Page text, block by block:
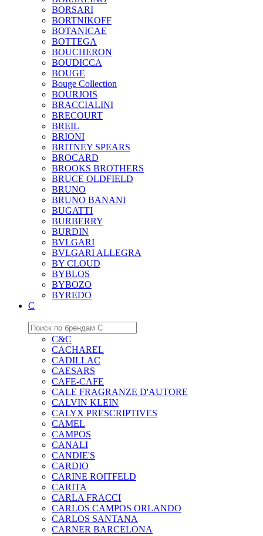
BORSARI
BORTNIKOFF
BOTANICAE
BOTTEGA
BOUCHERON
BOUDICCA
BOUGE
Bouge Collection
BOURJOIS
BRACCIALINI
BRECOURT
BREIL
BRIONI
BRITNEY SPEARS
BROCARD
BROOKS BROTHERS
BRUCE OLDFIELD
BRUNO
BRUNO BANANI
BUGATTI
BURBERRY
BURDIN
BVLGARI
BVLGARI ALLEGRA
BY CLOUD
BYBLOS
BYBOZO
BYREDO
C
C&C
CACHAREL
CADILLAC
CAESARS
CAFE-CAFE
CALE FRAGRANZE D'AUTORE
CALVIN KLEIN
CALYX PRESCRIPTIVES
CAMEL
CAMPOS
CANALI
CANDIE'S
CARDIO
CARINE ROITFELD
CARITA
CARLA FRACCI
CARLOS CAMPOS ORLANDO
CARLOS SANTANA
CARNER BARCELONA